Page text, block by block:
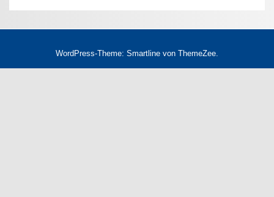
WordPress-Theme: Smartline von ThemeZee.